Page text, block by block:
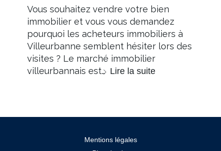
Vous souhaitez vendre votre bien
immobilier et vous vous demandez
pourquoi les acheteurs immobiliers à
Villeurbanne semblent hésiter lors des
visites ? Le marché immobilier
villeurbannais est… Lire la suite
Mentions légales